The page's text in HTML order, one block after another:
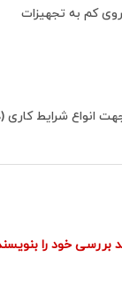
کم به تجهیزات
جهت انواع شرایط
بررسی خود را